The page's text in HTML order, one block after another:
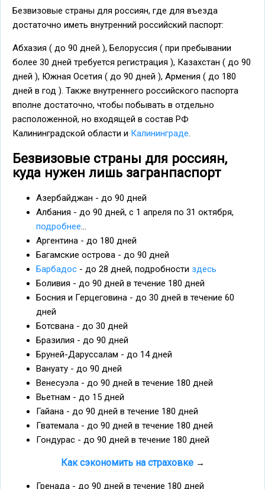
Безвизовые страны для россиян, где для въезда
достаточно иметь внутренний российский паспорт:
Абхазия ( до 90 дней ), Белоруссия ( при пребывании
более 30 дней требуется регистрация ), Казахстан ( до 90
дней ), Южная Осетия ( до 90 дней ), Армения ( до 180
дней в год ). Также внутреннего российского паспорта
вполне достаточно, чтобы побывать в отдельно
расположенной, но входящей в состав РФ
Калининградской области и Калининграде.
Безвизовые страны для россиян,
куда нужен лишь загранпаспорт
Азербайджан - до 90 дней
Албания - до 90 дней, с 1 апреля по 31 октября,
подробнее...
Аргентина - до 180 дней
Багамские острова - до 90 дней
Барбадос - до 28 дней, подробности здесь
Боливия - до 90 дней в течение 180 дней
Босния и Герцеговина - до 30 дней в течение 60
дней
Ботсвана - до 30 дней
Бразилия - до 90 дней
Бруней-Даруссалам - до 14 дней
Вануату - до 90 дней
Венесуэла - до 90 дней в течение 180 дней
Вьетнам - до 15 дней
Гайана - до 90 дней в течение 180 дней
Гватемала - до 90 дней в течение 180 дней
Гондурас - до 90 дней в течение 180 дней
Как сэкономить на страховке→
Гренада - до 90 дней в течение 180 дней